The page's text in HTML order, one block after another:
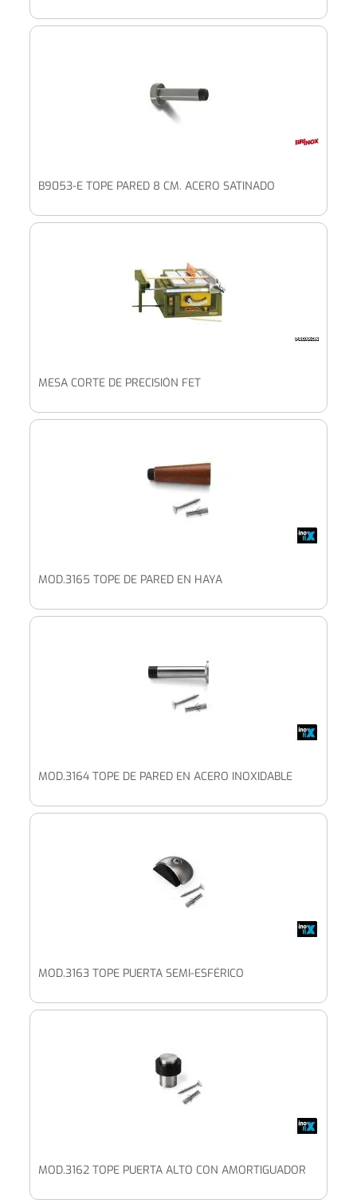
B9053-E TOPE PARED 8 CM. ACERO SATINADO
MESA CORTE DE PRECISIÓN FET
MOD.3165 TOPE DE PARED EN HAYA
MOD.3164 TOPE DE PARED EN ACERO INOXIDABLE
MOD.3163 TOPE PUERTA SEMI-ESFÉRICO
MOD.3162 TOPE PUERTA ALTO CON AMORTIGUADOR